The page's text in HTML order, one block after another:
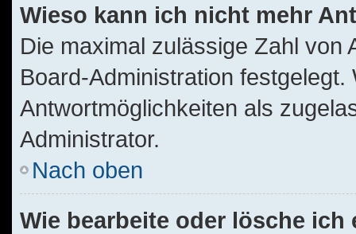
Wieso kann ich nicht mehr
Die maximal zulässige Zahl von
Board-Administration
Antwortmöglichkeiten als
Administrator.
Nach oben
Wie bearbeite oder lösche ich